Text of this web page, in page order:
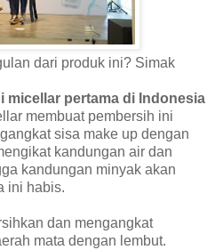
dari produk ini? Simak
micellar pertama di Indonesia
membuat pembersih ini
sisa make up dengan
kandungan air dan
kandungan minyak akan
ini habis.
dan mengangkat
mata dengan lembut.